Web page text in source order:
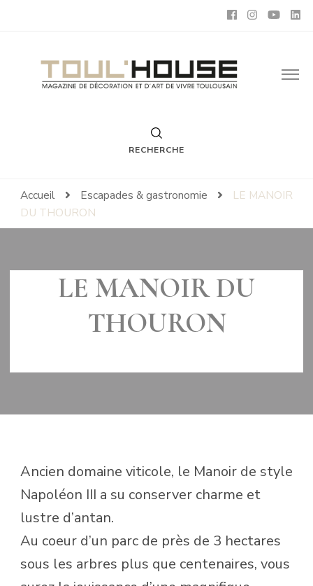
Toul'House
Magazine de Décoration et d'Art de Vivre.
RECHERCHE
Accueil Escapades & gastronomie
LE MANOIR
DU THOURON
LE MANOIR DU
THOURON
Ancien domaine viticole, le Manoir de style
Napoléon III a su conserver charme et
lustre d’antan.
Au coeur d’un parc de près de 3 hectares
sous les arbres plus que centenaires, vous